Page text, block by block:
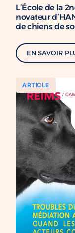
L’École de la
novateur
de chiens de
EN SAVOIR
ARTICLE